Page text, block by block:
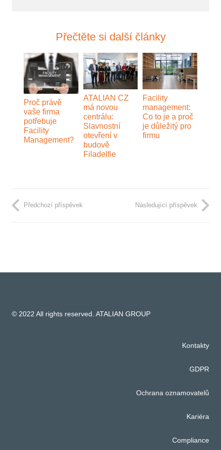
Přečtěte si další články
Proč právě
vaše firma
potřebuje
Facility
Management?
ATALIAN CZ
má novou
centrálu:
Slavnostní
otevření v
budově
Filadelfie
Facility
management:
Co to je a proč
je důležitý pro
firmu
Předchozí příspěvek Následující příspěvek
© 2022 All rights reserved. ATALIAN GROUP
Kontakty
GDPR
Ochrana oznamovatelů
Kariéra
Compliance